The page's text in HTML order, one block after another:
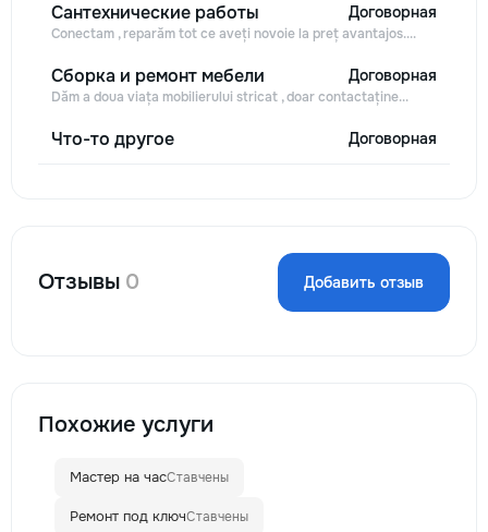
Сантехнические работы
Conectam , reparăm tot ce aveți novoie la preț avantajos....
Договорная
Сборка и ремонт мебели
Dăm a doua viața mobilierului stricat , doar contactaține...
Договорная
Что-то другое Договорная
Отзывы 0 Добавить отзыв
Похожие услуги
Мастер на часСтавчены
Ремонт под ключСтавчены